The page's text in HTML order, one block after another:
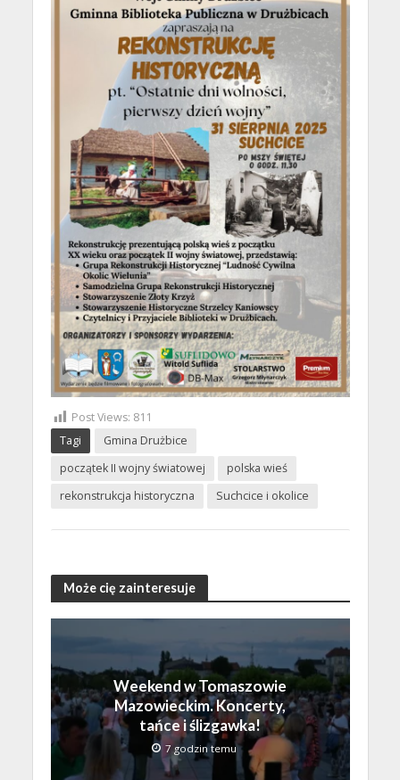
Post Views: 811
Tagi
Gmina Drużbice
początek II wojny światowej
polska wieś
rekonstrukcja historyczna
Suchcice i okolice
Może cię zainteresuje
Weekend w Tomaszowie
Mazowieckim. Koncerty,
tańce i ślizgawka!
7 godzin temu